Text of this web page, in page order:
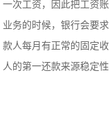
一次工资，因此把工资
业务的时候，银行会要
款人每月有正常的固定
人的第一还款来源稳定